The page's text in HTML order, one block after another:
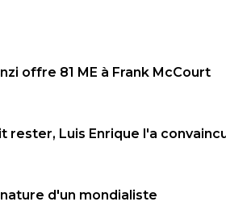
offre 81 ME à Frank McCourt
rester, Luis Enrique l'a
d'un mondialiste